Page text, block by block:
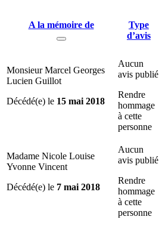
A la mémoire de
Type
d’avis
Monsieur Marcel Georges
Lucien Guillot
Décédé(e) le 15 mai 2018
Aucun
avis publié
Rendre
hommage
à cette
personne
Madame Nicole Louise
Yvonne Vincent
Décédé(e) le 7 mai 2018
Aucun
avis publié
Rendre
hommage
à cette
personne